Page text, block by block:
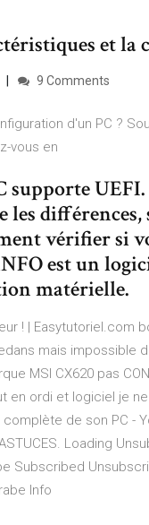
et la
9 Comments
d'un PC ?
vous en
les
vérifier si
est un
matérielle.
! | Easytutoriel.com
mais impossible
MSI CX620 pas
en ordi et logiciel je
de son PC -
Loading
Subscribed
Info